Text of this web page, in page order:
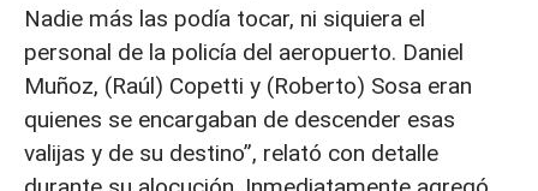
Nadie más las podía tocar, ni siquiera el
personal de la policía del aeropuerto. Daniel
Muñoz, (Raúl) Copetti y (Roberto) Sosa eran
quienes se encargaban de descender esas
valijas y de su destino”, relató con detalle